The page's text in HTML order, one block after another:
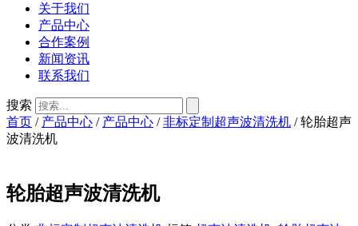
关于我们
产品中心
合作案例
新闻资讯
联系我们
搜索
首页 / 产品中心 / 产品中心 /非标定制超声波清洗机 / 轮胎超声
波清洗机
轮胎超声波清洗机